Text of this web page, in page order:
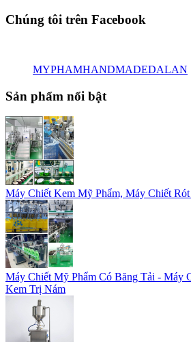
Chúng tôi trên Facebook
MYPHAMHANDMADEDALAN
Sản phẩm nổi bật
Máy Chiết Kem Mỹ Phẩm, Máy Chiết
Máy Chiết Mỹ Phẩm Có Băng Tải - Máy
Kem Trị Nám